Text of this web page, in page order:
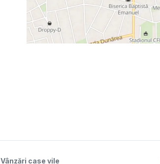
Vânzări case vile